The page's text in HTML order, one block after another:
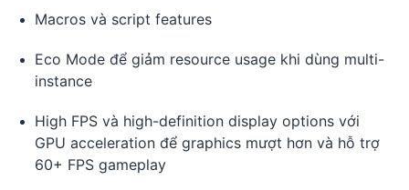
Macros và script features
Eco Mode để giảm resource usage khi dùng multi-
instance
High FPS và high-definition display options với
GPU acceleration để graphics mượt hơn và hỗ trợ
60+ FPS gameplay